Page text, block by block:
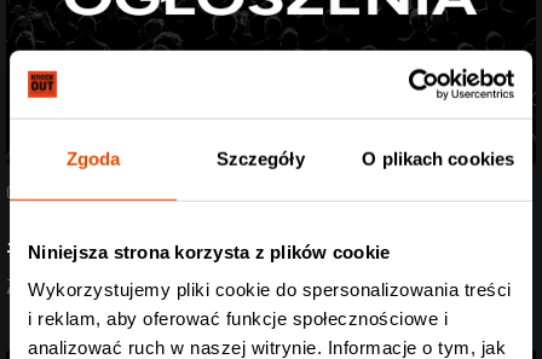
Zgoda Szczegóły O plikach cookies
Niniejsza strona korzysta z plików cookie
Wykorzystujemy pliki cookie do spersonalizowania treści
i reklam, aby oferować funkcje społecznościowe i
analizować ruch w naszej witrynie. Informacje o tym, jak
07.08.2026
#StreszczenieTygodnia
Zobacz aktualizację z ostatnich dni (27.07-07.08.2026)